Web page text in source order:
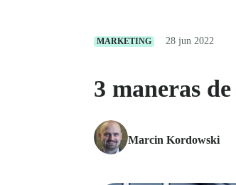
MARKETING 28 jun 2022
3 maneras
Marcin Kordowski